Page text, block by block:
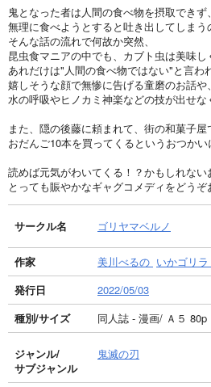
鬼となった者は人間の食べ物を摂取できず、
無理に食べようとすると吐き出してしまう
そんな話の流れで何故か突然、
昆虫食マニアの中でも、カブト虫は美味し
あれだけは"人間の食べ物ではない"と言わ
嬉しそうな顔で無惨に告げる童磨のお話や
水の呼吸やヒノカミ神楽などの技が出せな
また、隠の後藤に頼まれて、街の和菓子屋
おだんご10本を買ってくるというおつか
読めば元気がわいてくる！？かもしれない
とっても賑やかなギャグコメディをどう
サークル名 ゴリヤマベルノ
作家 美川べるの いかゴリラ
発行日
2022/05/03
種別/サイズ
同人誌 - 漫画/ Ａ５ 80p
ジャンル/
サブジャンル
鬼滅の刃